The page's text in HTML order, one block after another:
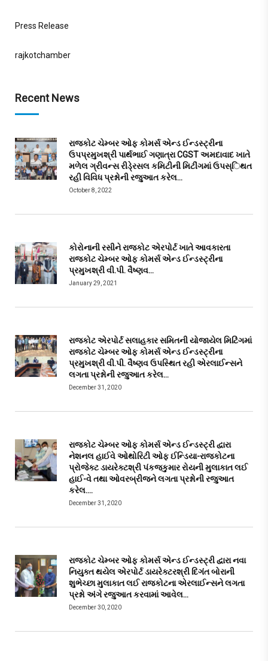
Press Release
rajkotchamber
Recent News
રાજકોટ ચેમ્બર ઓફ કોમર્સ એન્ડ ઈન્ડસ્ટ્રીના
ઉપપ્રમુખશ્રી પાર્થભાઈ ગણાત્રા CGST અમદાવાદ ખાતે
મળેલ ગ્રીવન્સ રીડે્રસલ કમિટીની મિટીંગમાં ઉપસ્િથત
રહી વિવિધ પ્રશ્નોની રજુઆત કરેલ…
October 8, 2022
કોરોનાની રસીને રાજકોટ એરપોર્ટ ખાતે આવકારતા
રાજકોટ ચેમ્બર ઓફ કોમર્સ એન્ડ ઈન્ડસ્ટ્રીના
પ્રમુખશ્રી વી.પી. વૈષ્ણવ…
January 29, 2021
રાજકોટ એરપોર્ટ સલાહકાર સમિતની યોજાયેલ મિટિંગમાં
રાજકોટ ચેમ્બર ઓફ કોમર્સ એન્ડ ઈન્ડસ્ટ્રીના
પ્રમુખશ્રી વી.પી. વૈષ્ણવ ઉપસ્થિત રહી એરલાઈન્સને
લગતા પ્રશ્નોની રજુઆત કરેલ…
December 31, 2020
રાજકોટ ચેમ્બર ઓફ કોમર્સ એન્ડ ઈન્ડસ્ટ્રી દ્વારા
નેશનલ હાઈવે ઓથોરિટી ઓફ ઈન્ડિયા-રાજકોટના
પ્રોજેક્ટ ડાયરેક્ટશ્રી પંકજકુમાર રોયની મુલાકાત લઈ
હાઈ-વે તથા ઓવરબ્રીજને લગતા પ્રશ્નોની રજુઆત
કરેલ….
December 31, 2020
રાજકોટ ચેમ્બર ઓફ કોમર્સ એન્ડ ઈન્ડસ્ટ્રી દ્વારા નવા
નિયુક્ત થયેલ એરપોર્ટ ડાયરેક્ટરશ્રી દિગંત બોરાની
શુભેચ્છા મુલાકાત લઈ રાજકોટના એરલાઈન્સને લગતા
પ્રશ્નો અંગે રજુઆત કરવામાં આવેલ…
December 30, 2020